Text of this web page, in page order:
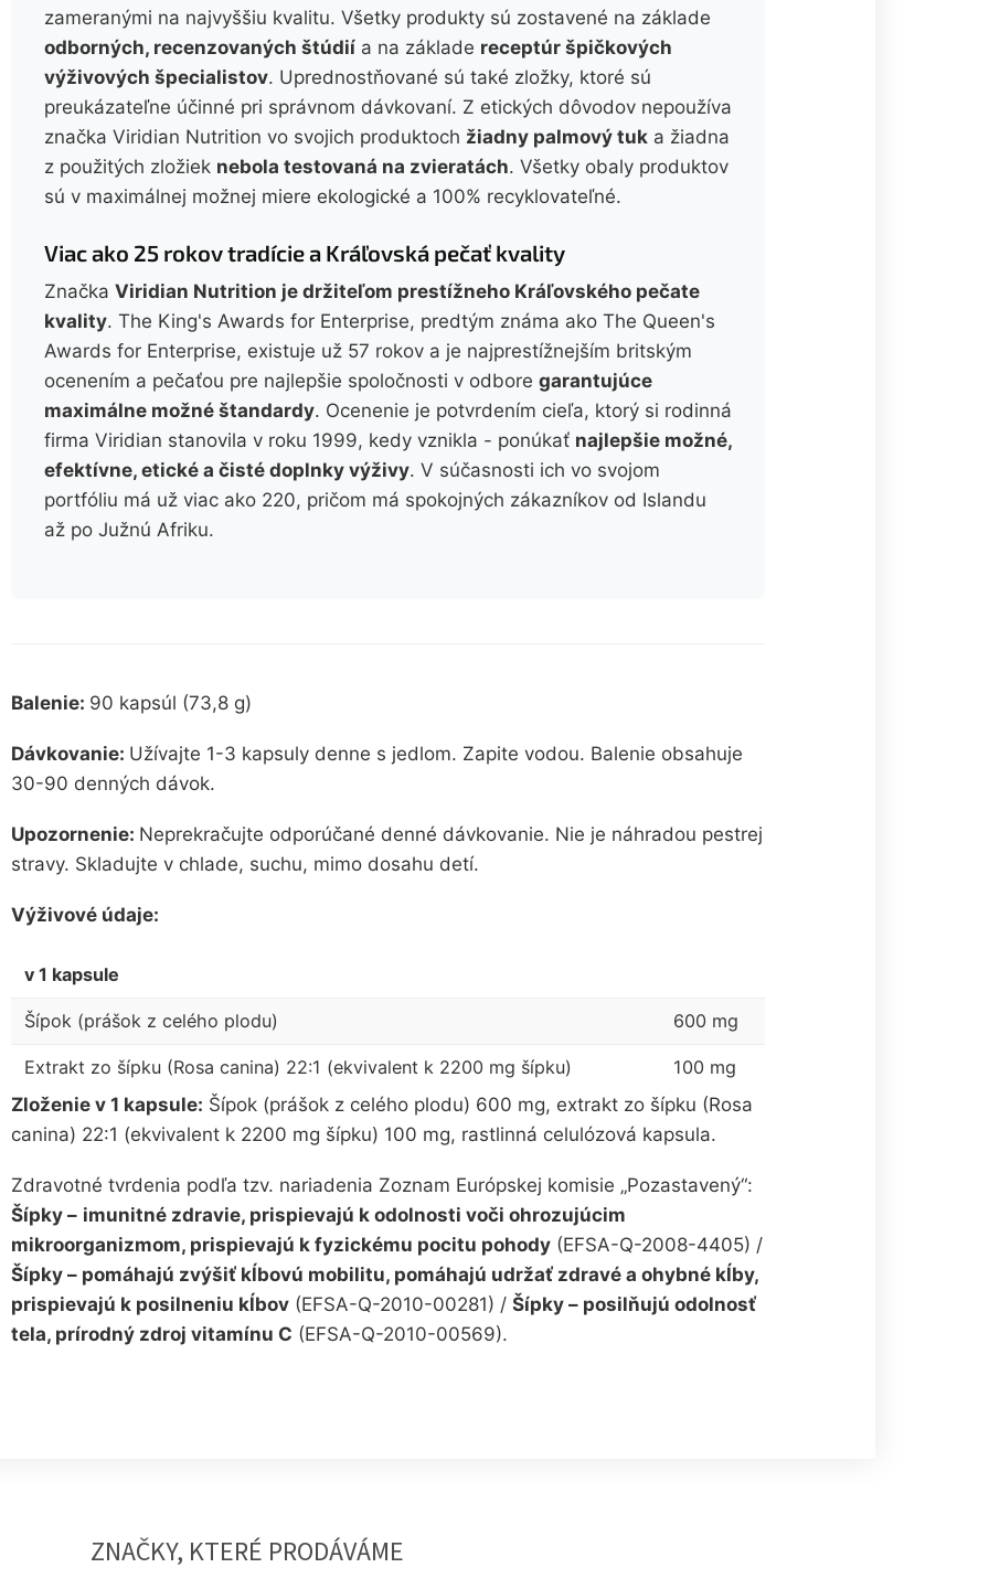
zameranými na najvyššiu kvalitu. Všetky produkty sú zostavené na základe
odborných, recenzovaných štúdií a na základe receptúr špičkových
výživových špecialistov. Uprednostňované sú také zložky, ktoré sú
preukázateľne účinné pri správnom dávkovaní. Z etických dôvodov nepoužíva
značka Viridian Nutrition vo svojich produktoch žiadny palmový tuk a žiadna
z použitých zložiek nebola testovaná na zvieratách. Všetky obaly produktov
sú v maximálnej možnej miere ekologické a 100% recyklovateľné.
Viac ako 25 rokov tradície a Kráľovská pečať kvality
Značka Viridian Nutrition je držiteľom prestížneho Kráľovského pečate
kvality. The King's Awards for Enterprise, predtým známa ako The Queen's
Awards for Enterprise, existuje už 57 rokov a je najprestížnejším britským
ocenením a pečaťou pre najlepšie spoločnosti v odbore garantujúce
maximálne možné štandardy. Ocenenie je potvrdením cieľa, ktorý si rodinná
firma Viridian stanovila v roku 1999, kedy vznikla - ponúkať najlepšie možné,
efektívne, etické a čisté doplnky výživy. V súčasnosti ich vo svojom
portfóliu má už viac ako 220, pričom má spokojných zákazníkov od Islandu
až po Južnú Afriku.
Balenie: 90 kapsúl (73,8 g)
Dávkovanie: Užívajte 1-3 kapsuly denne s jedlom. Zapite vodou. Balenie obsahuje
30-90 denných dávok.
Upozornenie: Neprekračujte odporúčané denné dávkovanie. Nie je náhradou pestrej
stravy. Skladujte v chlade, suchu, mimo dosahu detí.
Výživové údaje:
v 1 kapsule
Šípok (prášok z celého plodu) 600 mg
Extrakt zo šípku (Rosa canina) 22:1 (ekvivalent k 2200 mg šípku)
100 mg
Zloženie v 1 kapsule: Šípok (prášok z celého plodu) 600 mg, extrakt zo šípku (Rosa
canina) 22:1 (ekvivalent k 2200 mg šípku) 100 mg, rastlinná celulózová kapsula.
Zdravotné tvrdenia podľa tzv. nariadenia Zoznam Európskej komisie „Pozastavený“:
Šípky – imunitné zdravie, prispievajú k odolnosti voči ohrozujúcim
mikroorganizmom, prispievajú k fyzickému pocitu pohody (EFSA-Q-2008-4405) /
Šípky – pomáhajú zvýšiť kĺbovú mobilitu, pomáhajú udržať zdravé a ohybné kĺby,
prispievajú k posilneniu kĺbov (EFSA-Q-2010-00281) / Šípky – posilňujú odolnosť
tela, prírodný zdroj vitamínu C (EFSA-Q-2010-00569).
ZNAČKY, KTERÉ PRODÁVÁME